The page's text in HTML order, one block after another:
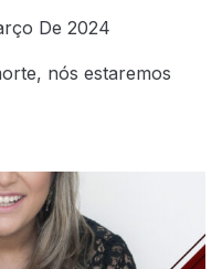
De 2024
nós estaremos